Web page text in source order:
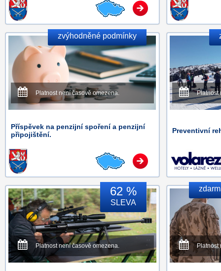
zvýhodněné podmínky
Platnost není časově omezena.
Příspěvek na penzijní spoření a penzijní
připojištění.
Platnost
Preventivní
62 %
SLEVA
Platnost není časově omezena. Platnost